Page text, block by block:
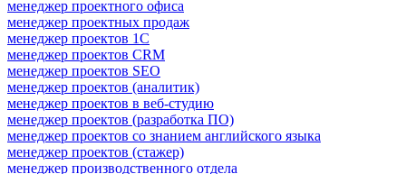
менеджер проектного офиса
менеджер проектных продаж
менеджер проектов 1С
менеджер проектов CRM
менеджер проектов SEO
менеджер проектов (аналитик)
менеджер проектов в веб-студию
менеджер проектов (разработка ПО)
менеджер проектов со знанием английского языка
менеджер проектов (стажер)
менеджер производственного отдела